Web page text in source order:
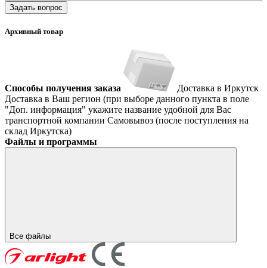
Задать вопрос
Архивный товар
Способы получения заказа
Доставка в Иркутск
Доставка в Ваш регион (при выборе данного пункта в поле
"Доп. информация" укажите название удобной для Вас
транспортной компании Самовывоз (после поступления на
склад Иркутска)
Файлы и программы
Все файлы